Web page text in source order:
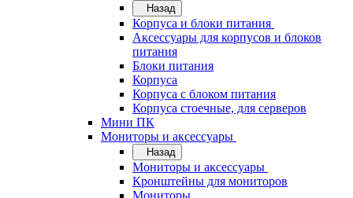
Назад
Корпуса и блоки питания
Аксессуары для корпусов и блоков
питания
Блоки питания
Корпуса
Корпуса с блоком питания
Корпуса стоечные, для серверов
Мини ПК
Мониторы и аксессуары
Назад
Мониторы и аксессуары
Кронштейны для мониторов
Мониторы